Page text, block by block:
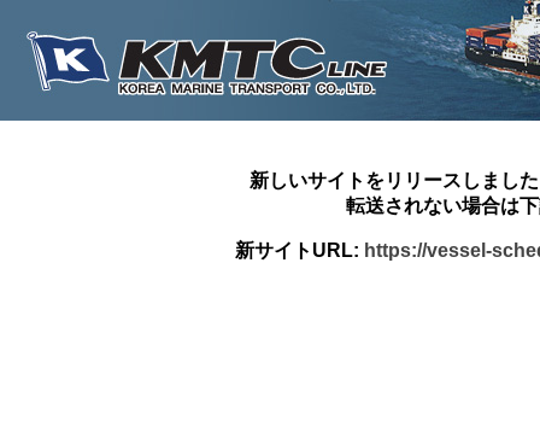
新しいサイトをリリースしまし
転送されない場合は
新サイトURL: https://vessel-